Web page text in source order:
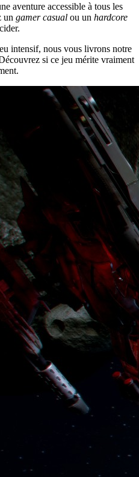
aventure accessible à tous les
un gamer casual ou un hardcore
intensif, nous vous livrons notre
si ce jeu mérite vraiment